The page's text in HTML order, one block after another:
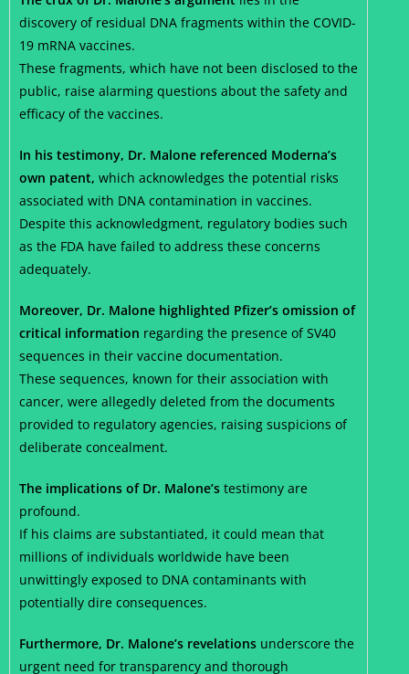
discovery of residual DNA fragments within the COVID-
19 mRNA vaccines.
These fragments, which have not been disclosed to the
public, raise alarming questions about the safety and
efficacy of the vaccines.
In his testimony, Dr. Malone referenced Moderna’s
own patent, which acknowledges the potential risks
associated with DNA contamination in vaccines.
Despite this acknowledgment, regulatory bodies such
as the FDA have failed to address these concerns
adequately.
Moreover, Dr. Malone highlighted Pfizer’s omission of
critical information regarding the presence of SV40
sequences in their vaccine documentation.
These sequences, known for their association with
cancer, were allegedly deleted from the documents
provided to regulatory agencies, raising suspicions of
deliberate concealment.
The implications of Dr. Malone’s testimony are
profound.
If his claims are substantiated, it could mean that
millions of individuals worldwide have been
unwittingly exposed to DNA contaminants with
potentially dire consequences.
Furthermore, Dr. Malone’s revelations underscore the
urgent need for transparency and thorough